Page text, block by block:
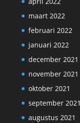
maart 2022
februari 2022
januari 2022
december 2021
november 2021
oktober 2021
september 2021
augustus 2021